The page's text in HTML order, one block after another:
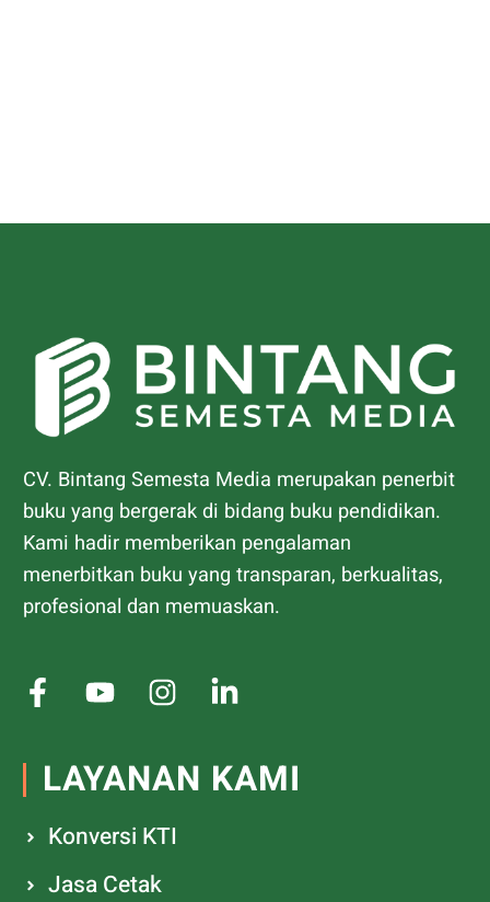
CV. Bintang Semesta Media merupakan penerbit
buku yang bergerak di bidang buku pendidikan.
Kami hadir memberikan pengalaman
menerbitkan buku yang transparan, berkualitas,
profesional dan memuaskan.
LAYANAN KAMI
Konversi KTI
Jasa Cetak